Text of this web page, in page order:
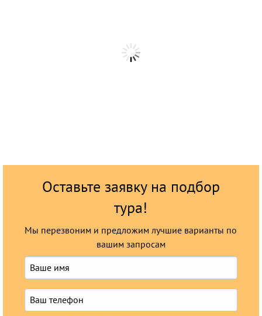
Оставьте заявку на подбор
тура!
Мы перезвоним и предложим лучшие варианты по
вашим запросам